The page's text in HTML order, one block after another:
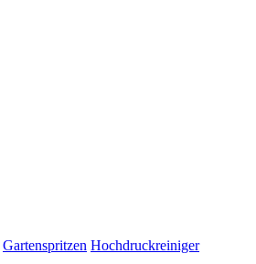
Gartenspritzen Hochdruckreiniger